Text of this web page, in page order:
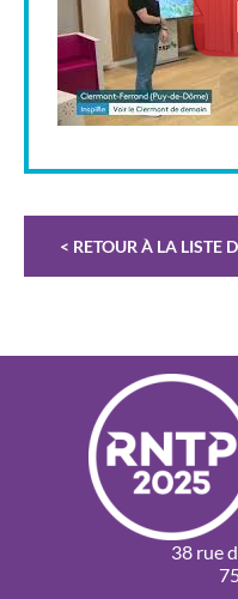
< RETOUR À LA LISTE
38 rue